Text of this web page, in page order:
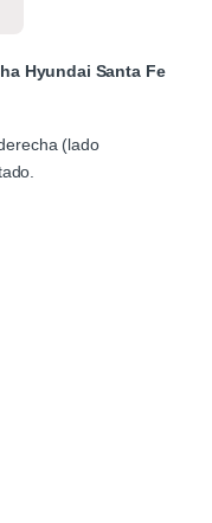
Hyundai Santa Fe
(lado